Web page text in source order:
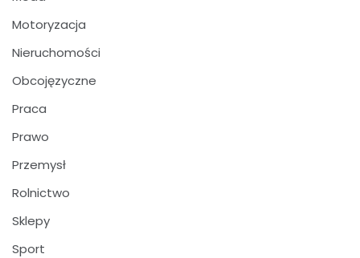
Motoryzacja
Nieruchomości
Obcojęzyczne
Praca
Prawo
Przemysł
Rolnictwo
Sklepy
Sport